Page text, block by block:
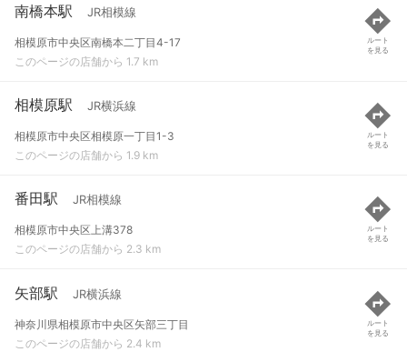
南橋本駅 JR相模線
相模原市中央区南橋本二丁目4-17
このページの店舗から 1.7 km
ルート
を見る
相模原駅 JR横浜線
相模原市中央区相模原一丁目1-3
このページの店舗から 1.9 km
ルート
を見る
番田駅 JR相模線
相模原市中央区上溝378
このページの店舗から 2.3 km
ルート
を見る
矢部駅 JR横浜線
神奈川県相模原市中央区矢部三丁目
このページの店舗から 2.4 km
ルート
を見る